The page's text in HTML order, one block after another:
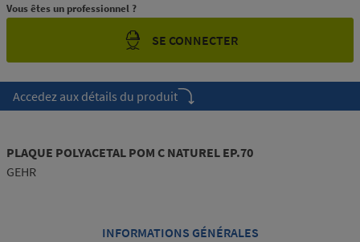
Vous êtes un professionnel ?
SE CONNECTER
Accedez aux détails du produit
PLAQUE POLYACETAL POM C NATUREL EP.70
GEHR
INFORMATIONS GÉNÉRALES